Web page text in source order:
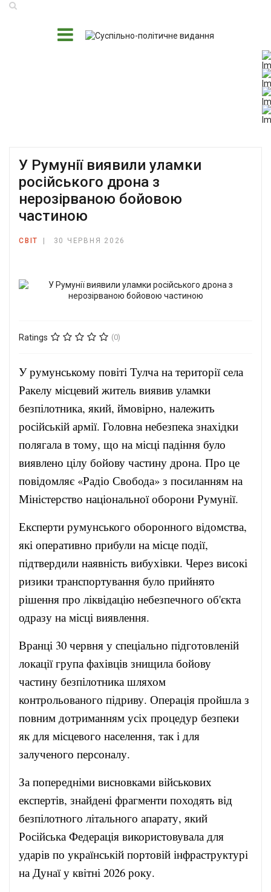
У Румунії виявили уламки
російського дрона з
нерозірваною бойовою
частиною
СВІТ 30 ЧЕРВНЯ 2026
Ratings (0)
У румунському повіті Тулча на території села
Ракелу місцевий житель виявив уламки
безпілотника, який, ймовірно, належить
російській армії. Головна небезпека знахідки
полягала в тому, що на місці падіння було
виявлено цілу бойову частину дрона. Про це
повідомляє «Радіо Свобода» з посиланням на
Міністерство національної оборони Румунії.
Експерти румунського оборонного відомства,
які оперативно прибули на місце події,
підтвердили наявність вибухівки. Через високі
ризики транспортування було прийнято
рішення про ліквідацію небезпечного об'єкта
одразу на місці виявлення.
Вранці 30 червня у спеціально підготовленій
локації група фахівців знищила бойову
частину безпілотника шляхом
контрольованого підриву. Операція пройшла з
повним дотриманням усіх процедур безпеки
як для місцевого населення, так і для
залученого персоналу.
За попередніми висновками військових
експертів, знайдені фрагменти походять від
безпілотного літального апарату, який
Російська Федерація використовувала для
ударів по українській портовій інфраструктурі
на Дунаї у квітні 2026 року.